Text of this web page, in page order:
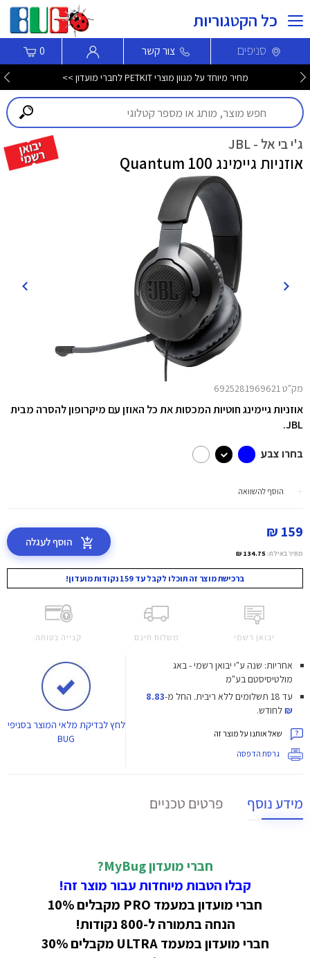
כל הקטגוריות
סניפים צור קשר 0
מחיר מיוחד על מגוון מוצרי PETKIT לחברי מועדון >>
ג'י בי אל - JBL
אוזניות גיימינג Quantum 100
מק"ט 6925281969621
אוזניות גיימינג חוטיות המכסות את כל האוזן עם מיקרופון להסרה מבית
JBL.
בחרו צבע
הוסף להשוואה
159 ₪
מחיר באילת: 134.75 ₪
הוסף לעגלה
ברכישת מוצר זה תוכלו לקבל עד 159 נקודות מועדון!
יבואן רשמי משלוח חינם קנייה בטוחה
אחריות: שנה ע"י יבואן רשמי - באג
מולטיסיסטם בע"מ
עד 18 תשלומים ללא ריבית.
החל מ-8.83
₪לחודש.
שאל אותנו על מוצר זה
גרסת הדפסה
לחץלבדיקת מלאי המוצר בסניפי
BUG
מידע נוסף פרטים טכניים
חברי מועדון MyBug?
קבלו הטבות מיוחדות עבור מוצר זה!
חברי מועדון במעמד PRO מקבלים 10%
הנחה בתמורה ל-800 נקודות!
חברי מועדון במעמד ULTRA מקבלים 30%